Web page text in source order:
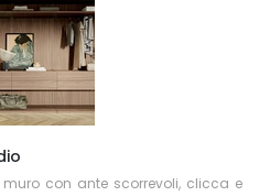
con ante scorrevoli, clicca e